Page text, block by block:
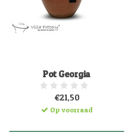
Pot Georgia
€21,50
Op voorraad